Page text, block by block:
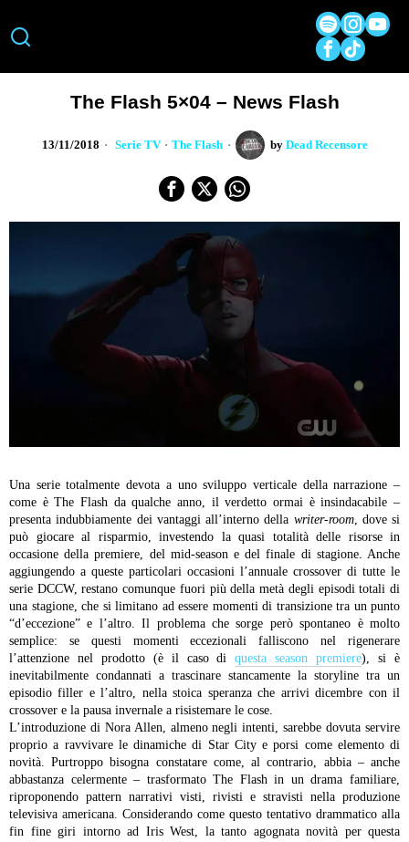
The Flash 5×04 – News Flash
13/11/2018 Serie TV · The Flash by Dead Recensore
Una serie totalmente devota a uno sviluppo verticale della narrazione –
come è The Flash da qualche anno, il verdetto ormai è insindacabile –
presenta indubbiamente dei vantaggi all’interno della writer-room, dove si
può giocare al risparmio, investendo la quasi totalità delle risorse in
occasione della premiere, del mid-season e del finale di stagione. Anche
aggiungendo a queste particolari occasioni l’annuale crossover di tutte le
serie DCCW, restano comunque fuori più della metà degli episodi totali di
una stagione, che si limitano ad essere momenti di transizione tra un punto
“d’eccezione” e l’altro. Il problema che sorge però spontaneo è molto
semplice: se questi momenti eccezionali falliscono nel rigenerare
l’attenzione nel prodotto (è il caso diquesta season premiere), si è
inevitabilmente condannati a trascinare stancamente la storyline tra un
episodio filler e l’altro, nella stoica speranza che arrivi dicembre con il
crossover e la pausa invernale a risistemare le cose.
L’introduzione di Nora Allen, almeno negli intenti, sarebbe dovuta servire
proprio a ravvivare le dinamiche di Star City e porsi come elemento di
novità. Purtroppo bisogna constatare come, al contrario, abbia – anche
abbastanza celermente – trasformato The Flash in un drama familiare,
riproponendo pattern narrativi visti, rivisti e stravisti nella produzione
televisiva americana. Considerando come questo tentativo drammatico alla
fin fine giri intorno ad Iris West, la tanto agognata novità per questa